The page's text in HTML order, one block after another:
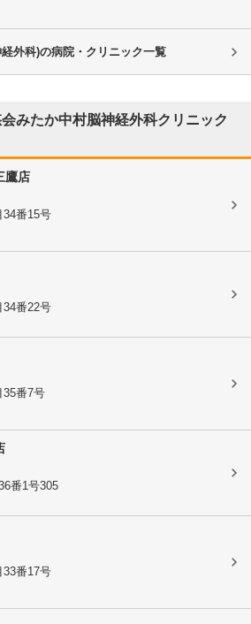
外科)の病院・クリニック一覧
みたか中村脳神経外科クリニック
鷹店
34番15号
34番22号
35番7号
番1号305
33番17号